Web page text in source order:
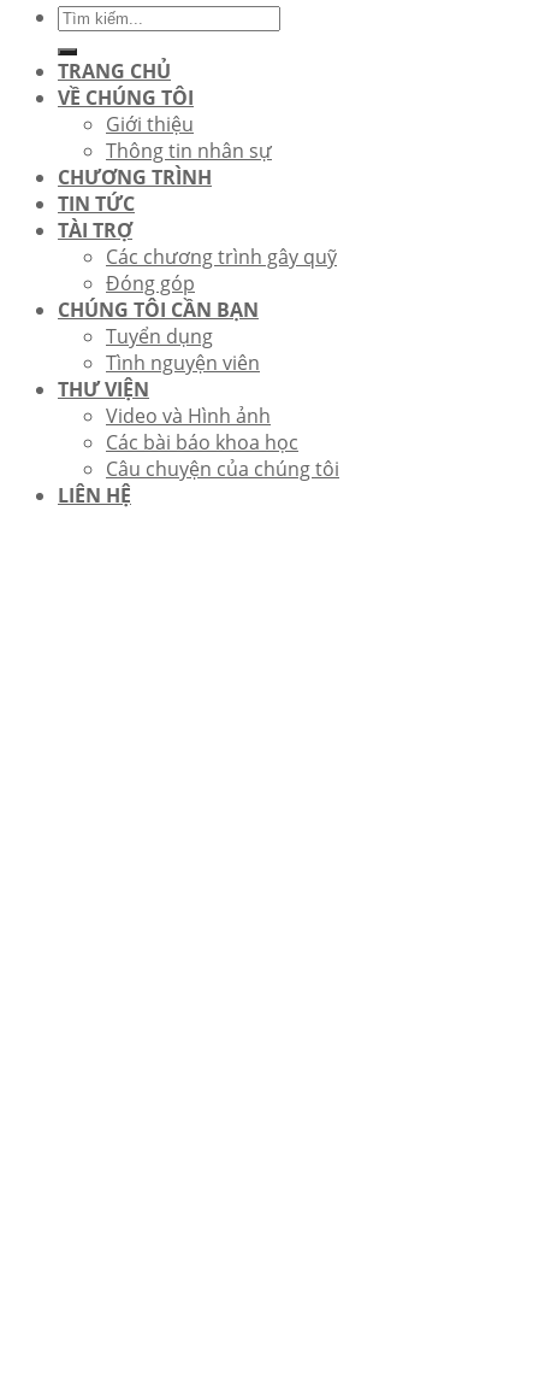
TRANG CHỦ
VỀ CHÚNG TÔI
Giới thiệu
Thông tin nhân sự
CHƯƠNG TRÌNH
TIN TỨC
TÀI TRỢ
Các chương trình gây quỹ
Đóng góp
CHÚNG TÔI CẦN BẠN
Tuyển dụng
Tình nguyện viên
THƯ VIỆN
Video và Hình ảnh
Các bài báo khoa học
Câu chuyện của chúng tôi
LIÊN HỆ